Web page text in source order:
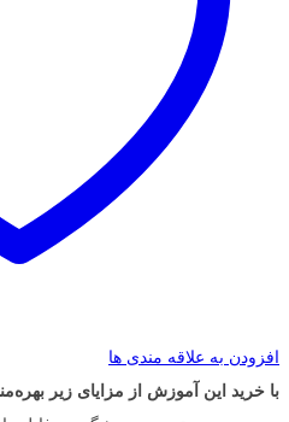
افزودن به علاقه مندی ها
با خرید این آموزش از مزایای زیر